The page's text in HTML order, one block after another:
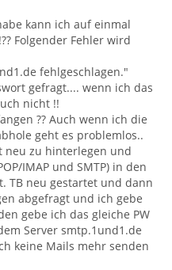
kann ich auf einmal
Folgender Fehler wird
fehlgeschlagen."
gefragt.... wenn ich das
nicht !!
?? Auch wenn ich die
geht es problemlos..
neu zu hinterlegen und
IMAP und SMTP) in den
TB neu gestartet und dann
abgefragt und ich gebe
gebe ich das gleiche PW
Server smtp.1und1.de
keine Mails mehr senden